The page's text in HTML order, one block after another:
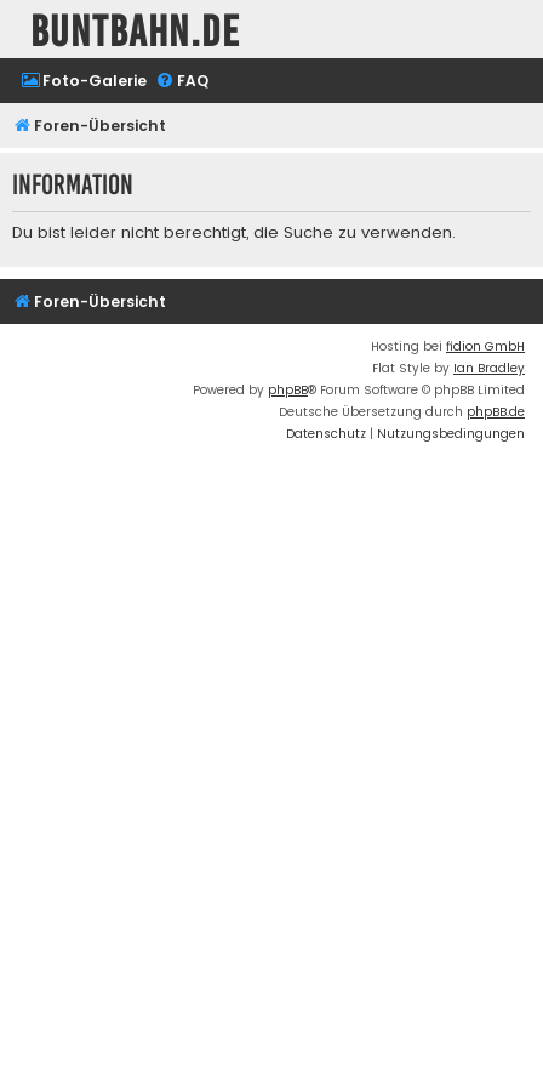
buntbahn.de
Foto-Galerie FAQ
Foren-Übersicht
Information
Du bist leider nicht berechtigt, die Suche zu verwenden.
Foren-Übersicht
Hosting bei fidion GmbH
Flat Style by Ian Bradley
Powered by phpBB® Forum Software © phpBB Limited
Deutsche Übersetzung durch phpBB.de
Datenschutz | Nutzungsbedingungen